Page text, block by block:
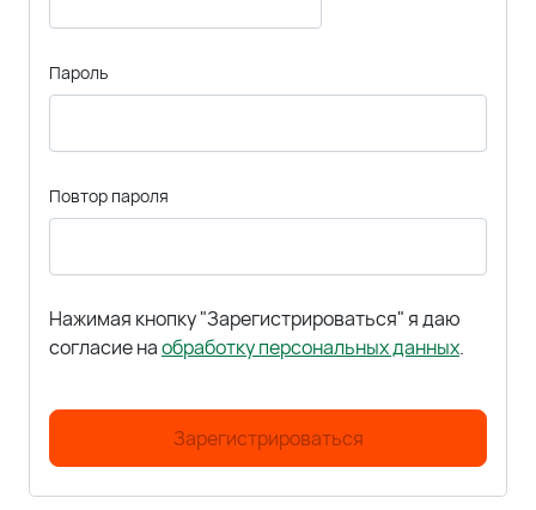
Пароль
Повтор пароля
Нажимая кнопку "Зарегистрироваться" я даю
согласие наобработку персональных данных.
Зарегистрироваться